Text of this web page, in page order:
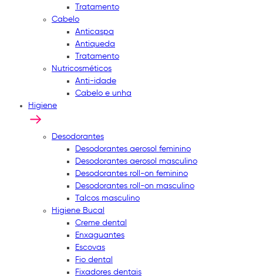
Tratamento
Cabelo
Anticaspa
Antiqueda
Tratamento
Nutricosméticos
Anti-idade
Cabelo e unha
Higiene
Desodorantes
Desodorantes aerosol feminino
Desodorantes aerosol masculino
Desodorantes roll-on feminino
Desodorantes roll-on masculino
Talcos masculino
Higiene Bucal
Creme dental
Enxaguantes
Escovas
Fio dental
Fixadores dentais